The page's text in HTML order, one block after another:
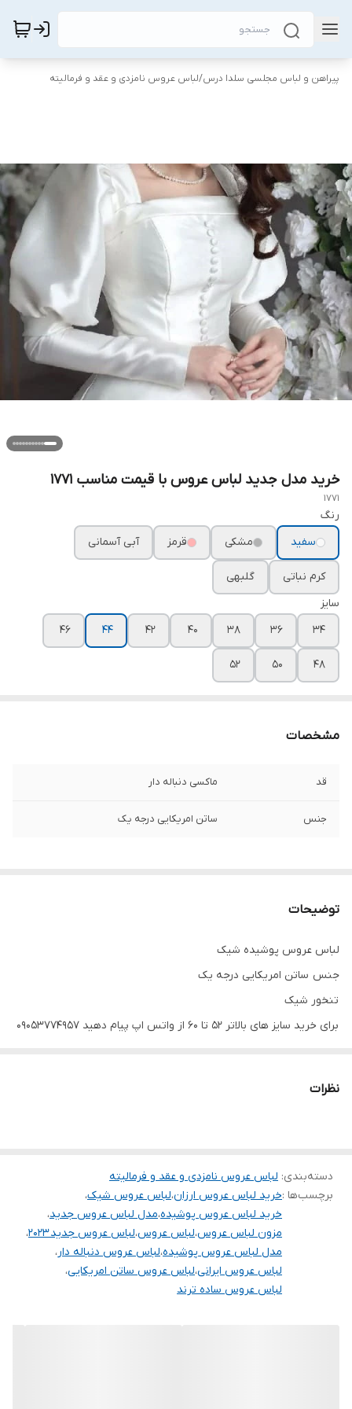
پیراهن و لباس مجلسی سلدا درس/لباس عروس نامزدی و عقد و فرمالیته
خرید مدل جدید لباس عروس با قیمت مناسب ۱۷۷۱
1771
رنگ
سفید
مشکی قرمز آبی آسمانی
کرم نباتی
گلبهی
سایز
۳۴
۳۶ ۳۸ ۴۰ ۴۲ ۴۴ ۴۶
۴۸ ۵۰ ۵۲
مشخصات
قد ماکسی دنباله دار
جنس ساتن امریکایی درجه یک
توضیحات
لباس عروس پوشیده شیک
جنس ساتن امریکایی درجه یک
تنخور شیک
برای خرید سایز های بالاتر ۵۲ تا ۶۰ از واتس اپ پیام دهید ۰۹۰۵۳۷۷۴۹۵۷
تعویض سایز دارد.
نظرات
دسته‌بندی: لباس عروس نامزدی و عقد و فرمالیته
برچسب‌ها :خرید لباس عروس ارزان،لباس عروس شیک،
خرید لباس عروس پوشیده،مدل لباس عروس جدید،
مزون لباس عروس،لباس عروس،لباس عروس جدید ۲۰۲۳
،
مدل لباس عروس پوشیده،لباس عروس دنباله دار،
لباس عروس ایرانی،لباس عروس ساتن امریکایی،
لباس عروس ساده ترند